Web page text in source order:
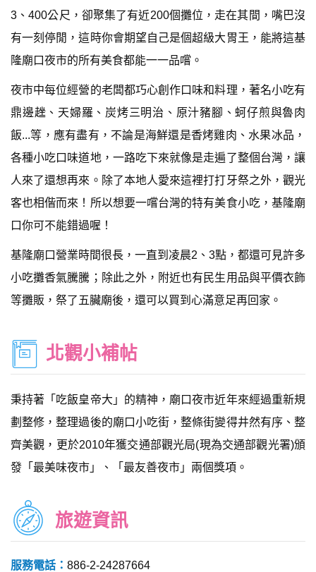
3、400公尺，卻聚集了有近200個攤位，走在其間，嘴巴沒
有一刻停閒，這時你會期望自己是個超級大胃王，能將這基
隆廟口夜市的所有美食都能一一品嚐。
夜市中每位經營的老闆都巧心創作口味和料理，著名小吃有
鼎邊趖、天婦羅、炭烤三明治、原汁豬腳、蚵仔煎與魯肉
飯...等，應有盡有，不論是海鮮還是香烤雞肉、水果冰品，
各種小吃口味道地，一路吃下來就像是走遍了整個台灣，讓
人來了還想再來。除了本地人愛來這裡打打牙祭之外，觀光
客也相偕而來！所以想要一嚐台灣的特有美食小吃，基隆廟
口你可不能錯過喔！
基隆廟口營業時間很長，一直到凌晨2、3點，都還可見許多
小吃攤香氣騰騰；除此之外，附近也有民生用品與平價衣飾
等攤販，祭了五臟廟後，還可以買到心滿意足再回家。
北觀小補帖
秉持著「吃飯皇帝大」的精神，廟口夜市近年來經過重新規
劃整修，整理過後的廟口小吃街，整條街變得井然有序、整
齊美觀，更於2010年獲交通部觀光局(現為交通部觀光署)頒
發「最美味夜市」、「最友善夜市」兩個獎項。
旅遊資訊
服務電話： 886-2-24287664